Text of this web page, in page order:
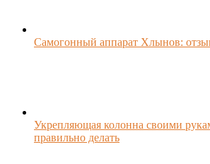
Самогонный аппарат Хлынов:
Укрепляющая колонна своими
правильно делать